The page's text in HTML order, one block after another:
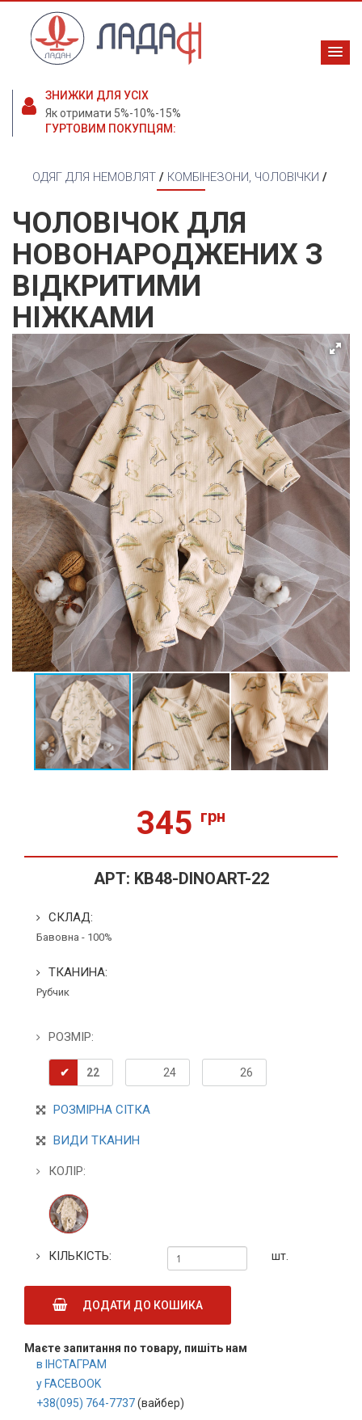
ЗНИЖКИ ДЛЯ УСІХ
Як отримати 5%-10%-15%
ГУРТОВИМ ПОКУПЦЯМ:
ОДЯГ ДЛЯ НЕМОВЛЯТ/ КОМБІНЕЗОНИ, ЧОЛОВІЧКИ /
ЧОЛОВІЧОК ДЛЯ
НОВОНАРОДЖЕНИХ З
ВІДКРИТИМИ
НІЖКАМИ
345 грн
АРТ: KB48-DINOART-22
СКЛАД:
Бавовна - 100%
ТКАНИНА:
Рубчик
РОЗМІР:
22 24 26
РОЗМІРНА СІТКА
ВИДИ ТКАНИН
КОЛІР:
КІЛЬКІСТЬ: шт.
ДОДАТИ ДО КОШИКА
Маєте запитання по товару, пишіть нам
в ІНСТАГРАМ
у FACEBOOK
+38(095) 764-7737(вайбер)